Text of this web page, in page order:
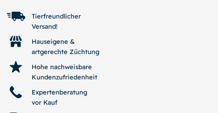
Tierfreundlicher
Versand!
Hauseigene &
artgerechte Züchtung
Hohe nachweisbare
Kundenzufriedenheit
Expertenberatung
vor Kauf